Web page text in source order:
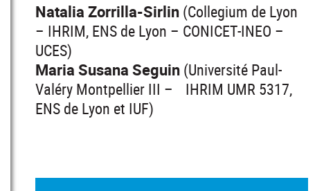
Natalia Zorrilla-Sirlin (Collegium de Lyon
– IHRIM, ENS de Lyon – CONICET-INEO –
UCES)
Maria Susana Seguin (Université Paul-
Valéry Montpellier III – IHRIM UMR 5317,
ENS de Lyon et IUF)